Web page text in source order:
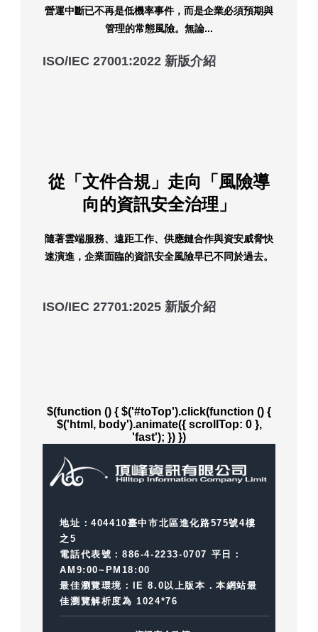
營運中斷已不再是低機率事件，而是企業必須預期與
管理的常態風險。 無論...
ISO/IEC 27001:2022 新版介紹
從「文件合規」走向「風險導
向的資訊安全治理」
隨著雲端服務、遠距工作、供應鏈合作與資安威脅快
速演進，企業面臨的資訊安全風險早已不同於過去。
ISO/IEC 27701:2025 新版介紹
$(function () { $('#toTop').click(function () {
$('html, body').animate({ scrollTop: 0 },
'fast'); }) })
地址：404410臺中市北區進化路575號4樓
之5
電話代表號：886-4-2233-0707 平日：
AM9:00~PM18:00
最佳瀏覽環境：IE 8.0以上版本．本網站最
佳瀏覽解析度為 1024*76